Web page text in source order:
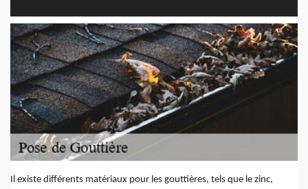
Il existe différents matériaux pour les gouttières, tels que le zinc,